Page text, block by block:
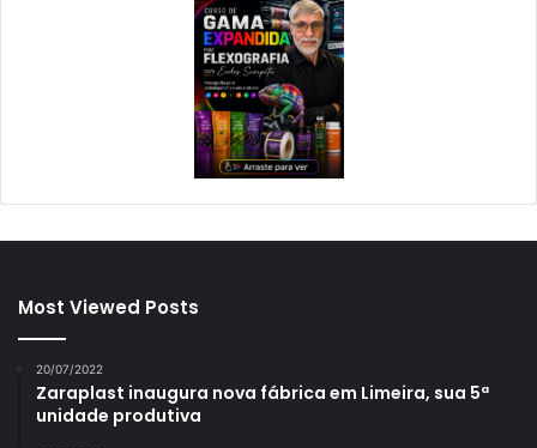
Most Viewed Posts
20/07/2022
Zaraplast inaugura nova fábrica em Limeira, sua 5ª
unidade produtiva